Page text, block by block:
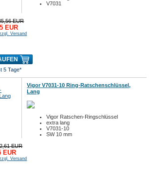
V7031
EUR
EUR
Versand
5 Tage*
Vigor V7031-10 Ring-Ratschenschlüssel,
Lang
Vigor Ratschen-Ringschlüssel
extra lang
V7031-10
SW 10 mm
EUR
EUR
Versand